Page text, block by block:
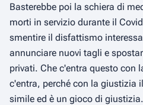
Basterebbe poi la schiera di
morti in servizio durante il
smentire il disfattismo
annunciare nuovi tagli e
privati. Che c'entra questo con
c'entra, perché con la giustizia
simile ed è un gioco di